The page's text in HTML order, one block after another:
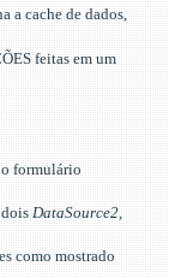
a cache de dados,
feitas em um
formulário
, dois DataSource2,
como mostrado